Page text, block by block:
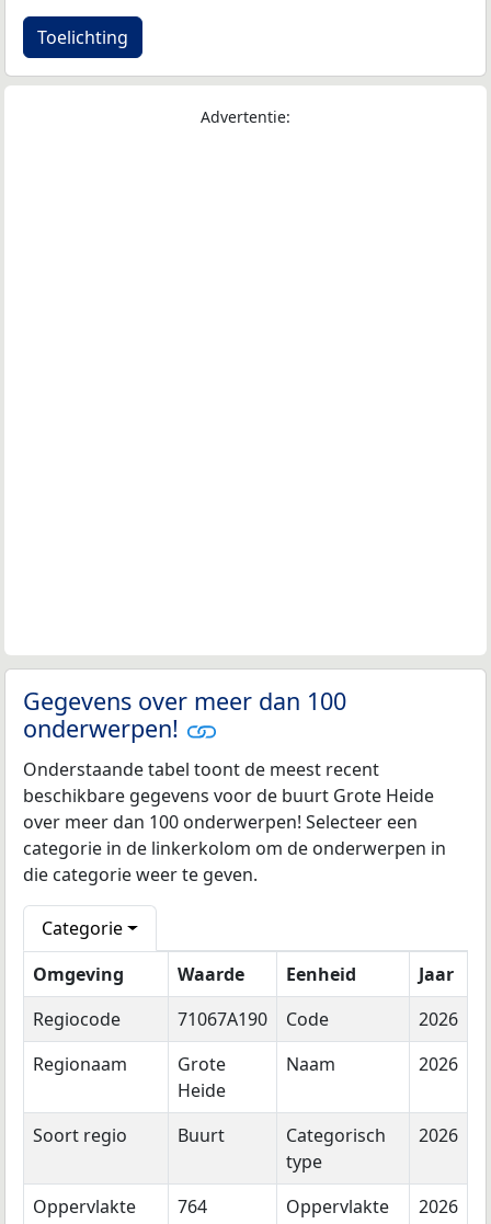
Toelichting
Advertentie:
Gegevens over meer dan 100
onderwerpen!
Onderstaande tabel toont de meest recent
beschikbare gegevens voor de buurt Grote Heide
over meer dan 100 onderwerpen! Selecteer een
categorie in de linkerkolom om de onderwerpen in
die categorie weer te geven.
Categorie
Omgeving
Waarde Eenheid
Jaar
Regiocode
71067A190 Code
2026
Regionaam
Grote
Heide
Naam 2026
Soort regio Buurt
Categorisch
type
2026
Oppervlakte 764
Oppervlakte
2026